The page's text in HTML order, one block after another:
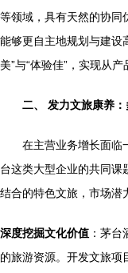
等领域，具有天然的协同
能够更自主地规划与建设
美”与“体验佳”，实现从
二、 发力文旅康养
在主营业务增长面临
台这类大型企业的共同课
结合的特色文旅，市场潜
深度挖掘文化价值 ：茅
的旅游资源。开发文旅项